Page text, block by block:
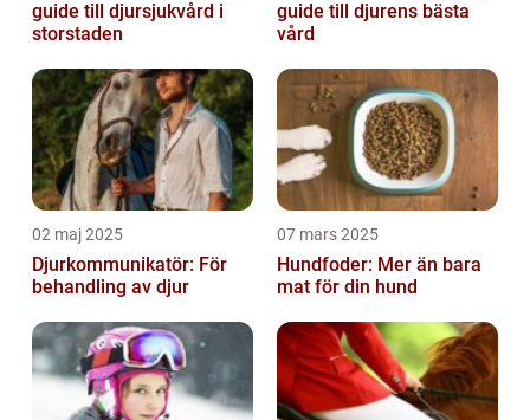
guide till djursjukvård i
storstaden
guide till djurens bästa
vård
02 maj 2025
Djurkommunikatör: För
behandling av djur
07 mars 2025
Hundfoder: Mer än bara
mat för din hund